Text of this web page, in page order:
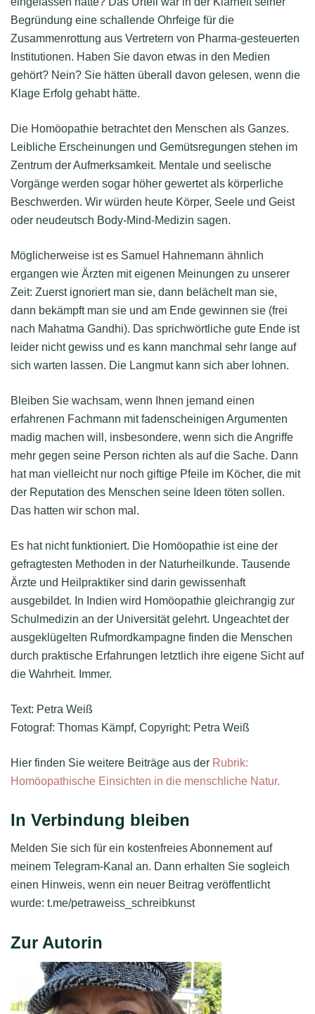
Begründung eine schallende Ohrfeige für die
Zusammenrottung aus Vertretern von Pharma-gesteuerten
Institutionen. Haben Sie davon etwas in den Medien
gehört? Nein? Sie hätten überall davon gelesen, wenn die
Klage Erfolg gehabt hätte.
Die Homöopathie betrachtet den Menschen als Ganzes.
Leibliche Erscheinungen und Gemütsregungen stehen im
Zentrum der Aufmerksamkeit. Mentale und seelische
Vorgänge werden sogar höher gewertet als körperliche
Beschwerden. Wir würden heute Körper, Seele und Geist
oder neudeutsch Body-Mind-Medizin sagen.
Möglicherweise ist es Samuel Hahnemann ähnlich
ergangen wie Ärzten mit eigenen Meinungen zu unserer
Zeit: Zuerst ignoriert man sie, dann belächelt man sie,
dann bekämpft man sie und am Ende gewinnen sie (frei
nach Mahatma Gandhi). Das sprichwörtliche gute Ende ist
leider nicht gewiss und es kann manchmal sehr lange auf
sich warten lassen. Die Langmut kann sich aber lohnen.
Bleiben Sie wachsam, wenn Ihnen jemand einen
erfahrenen Fachmann mit fadenscheinigen Argumenten
madig machen will, insbesondere, wenn sich die Angriffe
mehr gegen seine Person richten als auf die Sache. Dann
hat man vielleicht nur noch giftige Pfeile im Köcher, die mit
der Reputation des Menschen seine Ideen töten sollen.
Das hatten wir schon mal.
Es hat nicht funktioniert. Die Homöopathie ist eine der
gefragtesten Methoden in der Naturheilkunde. Tausende
Ärzte und Heilpraktiker sind darin gewissenhaft
ausgebildet. In Indien wird Homöopathie gleichrangig zur
Schulmedizin an der Universität gelehrt. Ungeachtet der
ausgeklügelten Rufmordkampagne finden die Menschen
durch praktische Erfahrungen letztlich ihre eigene Sicht auf
die Wahrheit. Immer.
Text: Petra Weiß
Fotograf: Thomas Kämpf, Copyright: Petra Weiß
Hier finden Sie weitere Beiträge aus der Rubrik:
Homöopathische Einsichten in die menschliche Natur.
In Verbindung bleiben
Melden Sie sich für ein kostenfreies Abonnement auf
meinem Telegram-Kanal an. Dann erhalten Sie sogleich
einen Hinweis, wenn ein neuer Beitrag veröffentlicht
wurde: t.me/petraweiss_schreibkunst
Zur Autorin